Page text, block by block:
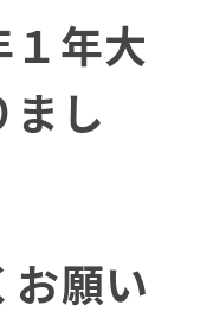
１年大
し
願い